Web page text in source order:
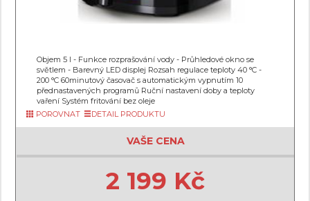
Objem 5 l - Funkce rozprašování vody - Průhledové okno se
světlem - Barevný LED displej Rozsah regulace teploty 40 °C -
200 °C 60minutový časovač s automatickým vypnutím 10
přednastavených programů Ruční nastavení doby a teploty
vaření Systém fritování bez oleje
POROVNAT
DETAIL PRODUKTU
VAŠE CENA
2 199 Kč